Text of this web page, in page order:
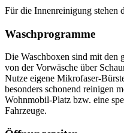
Für die Innenreinigung stehen
Waschprogramme
Die Waschboxen sind mit den
von der Vorwäsche über
Nutze eigene Mikrofaser-
besonders schonend reinigen
Wohnmobil-Platz bzw. eine
Fahrzeuge.